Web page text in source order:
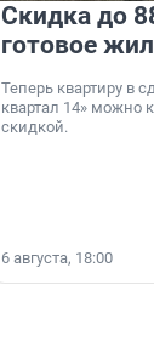
Скидка до
готовое
Теперь квартиру в
квартал 14» можно
скидкой.
6 августа, 18:00